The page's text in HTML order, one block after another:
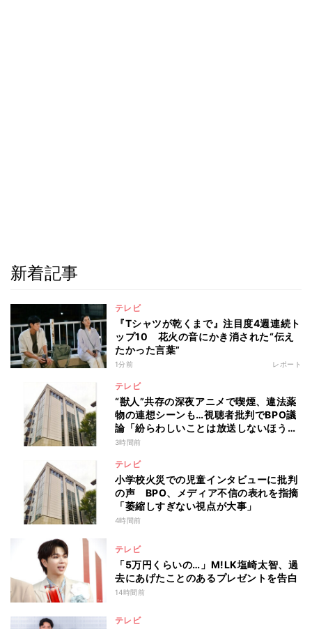
新着記事
テレビ
『Tシャツが乾くまで』注目度4週連続ト
ップ10 花火の音にかき消された“伝え
たかった言葉”
1分前 レポート
テレビ
“獣人”共存の深夜アニメで喫煙、違法薬
物の連想シーンも…視聴者批判でBPO議
論「紛らわしいことは放送しないほう
が」
3時間前
テレビ
小学校火災での児童インタビューに批判
の声 BPO、メディア不信の表れを指摘
「萎縮しすぎない視点が大事」
4時間前
テレビ
「5万円くらいの…」M!LK塩崎太智、過
去にあげたことのあるプレゼントを告白
14時間前
テレビ